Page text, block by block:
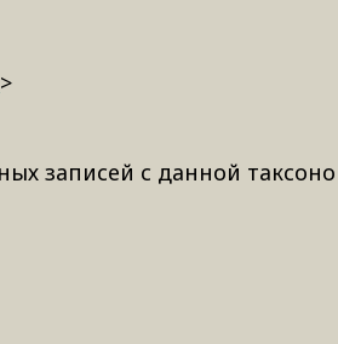
>
записей с данной